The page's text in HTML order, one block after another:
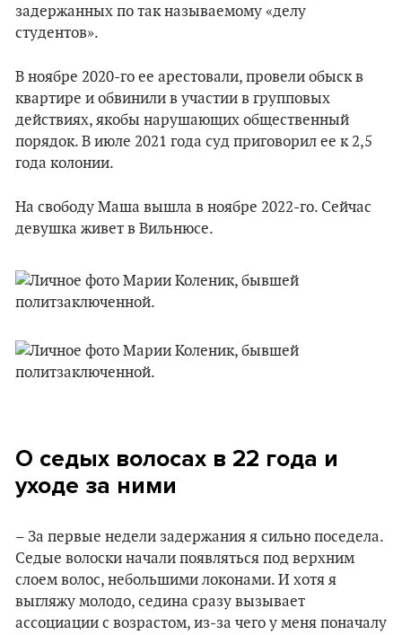
задержанных по так называемому «делу
студентов».
В ноябре 2020-го ее арестовали, провели обыск в
квартире и обвинили в участии в групповых
действиях, якобы нарушающих общественный
порядок. В июле 2021 года суд приговорил ее к 2,5
года колонии.
На свободу Маша вышла в ноябре 2022-го. Сейчас
девушка живет в Вильнюсе.
О седых волосах в 22 года и
уходе за ними
– За первые недели задержания я сильно поседела.
Седые волоски начали появляться под верхним
слоем волос, небольшими локонами. И хотя я
выгляжу молодо, седина сразу вызывает
ассоциации с возрастом, из-за чего у меня поначалу